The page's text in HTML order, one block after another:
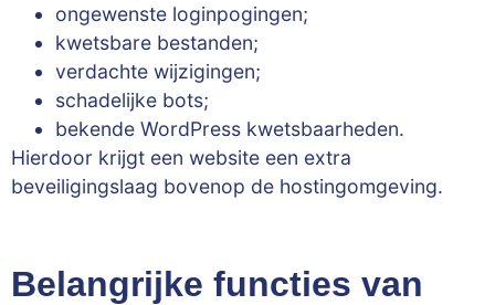
ongewenste loginpogingen;
kwetsbare bestanden;
verdachte wijzigingen;
schadelijke bots;
bekende WordPress kwetsbaarheden.
Hierdoor krijgt een website een extra
beveiligingslaag bovenop de hostingomgeving.
Belangrijke functies van